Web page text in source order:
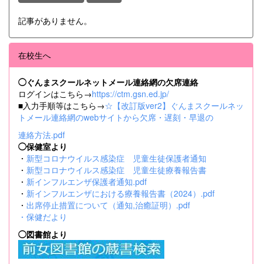
記事がありません。
在校生へ
◯ぐんまスクールネットメール連絡網の欠席連絡
ログインはこちら→https://ctm.gsn.ed.jp/
■入力手順等はこちら→☆【改訂版ver2】ぐんまスクールネッ
トメール連絡網のwebサイトから欠席・遅刻・早退の
連絡方法.pdf
◯保健室より
・ 新型コロナウイルス感染症 児童生徒保護者通知
・ 新型コロナウイルス感染症 児童生徒療養報告書
・ 新インフルエンザ保護者通知.pdf
・ 新インフルエンザにおける療養報告書（2024）.pdf
・ 出席停止措置について（通知,治癒証明）.pdf
・ 保健だより
◯図書館より